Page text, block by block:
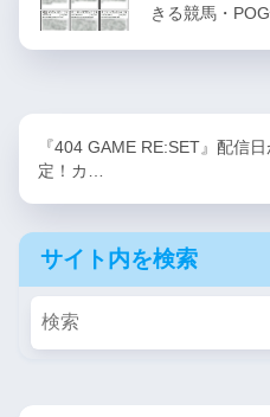
きる競馬・
『404 GAME RE:SET』配信
定！カ…
サイト内を検索